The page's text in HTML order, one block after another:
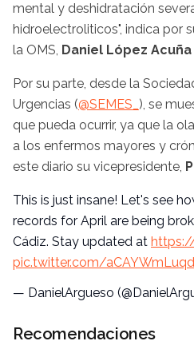
mental y deshidratación
hidroelectroliticos", indica por
la OMS, Daniel López Acuña
Por su parte, desde la
Urgencias (@SEMES_ ), se
que pueda ocurrir, ya que la
a los enfermos mayores y
este diario su vicepresidente,
This is just insane! Let's see
records for April are being
Cádiz. Stay updated at
pic.twitter.com/aCAYWmLuqd
— DanielArgueso
Recomendaciones